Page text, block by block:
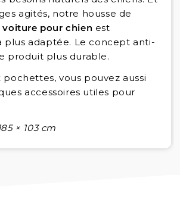
agités, notre housse de
pour chien est
plus adaptée. Le concept anti-
produit plus durable.
pochettes, vous pouvez aussi
accessoires utiles pour
× 103 cm